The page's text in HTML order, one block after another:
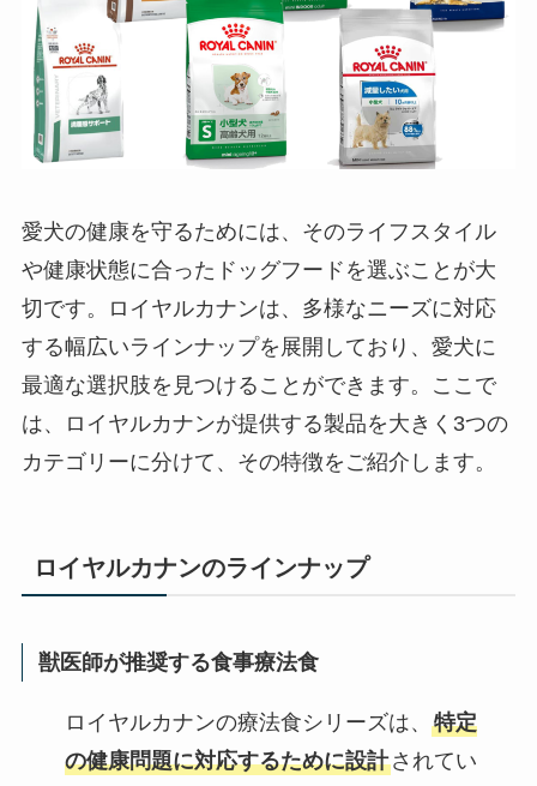
愛犬の健康を守るためには、そのライフスタイル
や健康状態に合ったドッグフードを選ぶことが大
切です。ロイヤルカナンは、多様なニーズに対応
する幅広いラインナップを展開しており、愛犬に
最適な選択肢を見つけることができます。ここで
は、ロイヤルカナンが提供する製品を大きく3つの
カテゴリーに分けて、その特徴をご紹介します。
ロイヤルカナンのラインナップ
獣医師が推奨する食事療法食
ロイヤルカナンの療法食シリーズは、 特定
の健康問題に対応するために設計されてい